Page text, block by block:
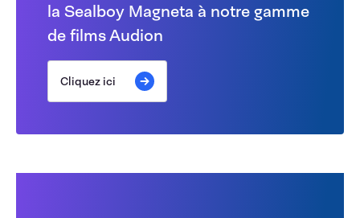
la Sealboy Magneta à notre gamme
de films Audion
Cliquez ici